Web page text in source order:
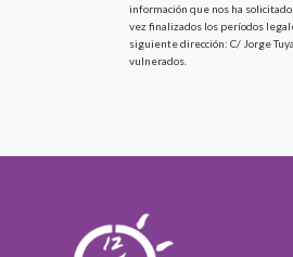
información que nos ha
vez finalizados los períodos
siguiente dirección: C/ Jorge
vulnerados.